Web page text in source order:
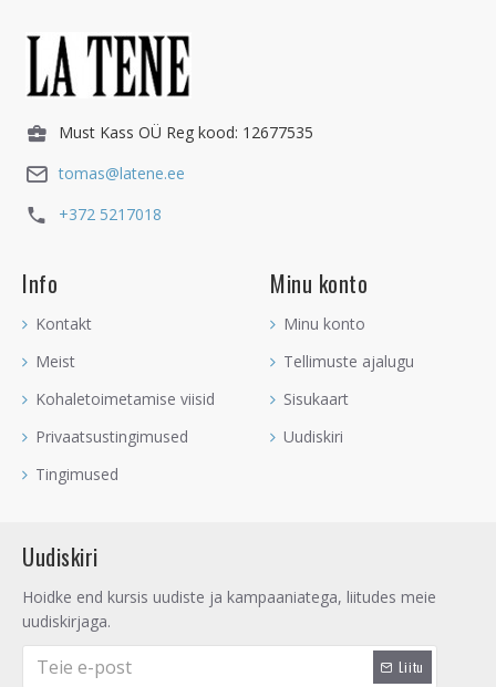
Must Kass OÜ Reg kood: 12677535
tomas@latene.ee
+372 5217018
Info
Kontakt
Meist
Kohaletoimetamise viisid
Privaatsustingimused
Tingimused
Minu konto
Minu konto
Tellimuste ajalugu
Sisukaart
Uudiskiri
Uudiskiri
Hoidke end kursis uudiste ja kampaaniatega, liitudes meie
uudiskirjaga.
Liitu